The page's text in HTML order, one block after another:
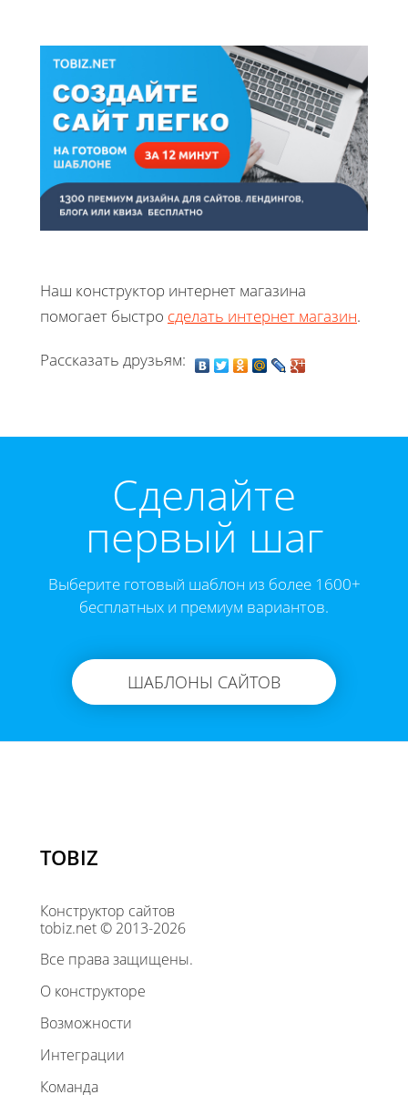
Наш конструктор интернет магазина
помогает быстро сделать интернет магазин.
Рассказать друзьям:
Cделайте
первый шаг
Выберите готовый шаблон из более 1600+
бесплатных и премиум вариантов.
ШАБЛОНЫ САЙТОВ
TOBIZ
Конструктор сайтов
tobiz.net © 2013-2026
Все права защищены.
О конструкторе
Возможности
Интеграции
Команда